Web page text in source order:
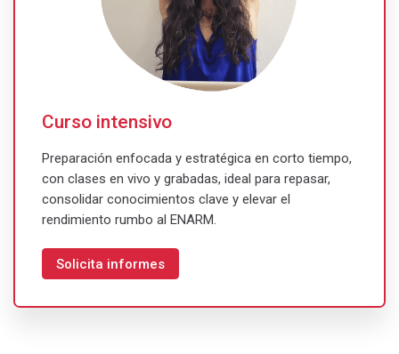
Curso intensivo
Preparación enfocada y estratégica en corto tiempo,
con clases en vivo y grabadas, ideal para repasar,
consolidar conocimientos clave y elevar el
rendimiento rumbo al ENARM.
Solicita informes